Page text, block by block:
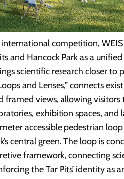
competition,
and Hancock Park as a
scientific research closer to
and Lenses,” connects
framed views, allowing
exhibition spaces, and
accessible pedestrian
central green. The loop is
framework, connecting
the Tar Pits’ identity as